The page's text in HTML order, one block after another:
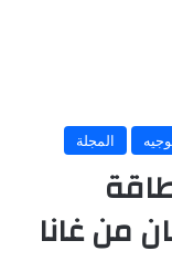
المجلة
من غانا